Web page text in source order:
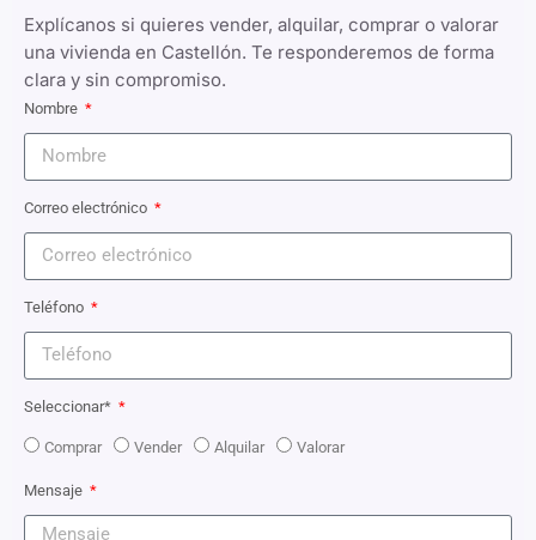
Explícanos si quieres vender, alquilar, comprar o valorar
una vivienda en Castellón. Te responderemos de forma
clara y sin compromiso.
Nombre
Correo electrónico
Teléfono
Seleccionar*
Comprar Vender Alquilar Valorar
Mensaje